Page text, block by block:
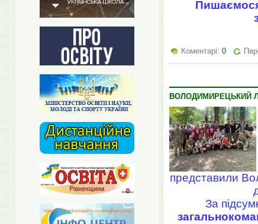
Коментарі: 0
ВОЛОДИМИРЕЦЬКИЙ
представили
За